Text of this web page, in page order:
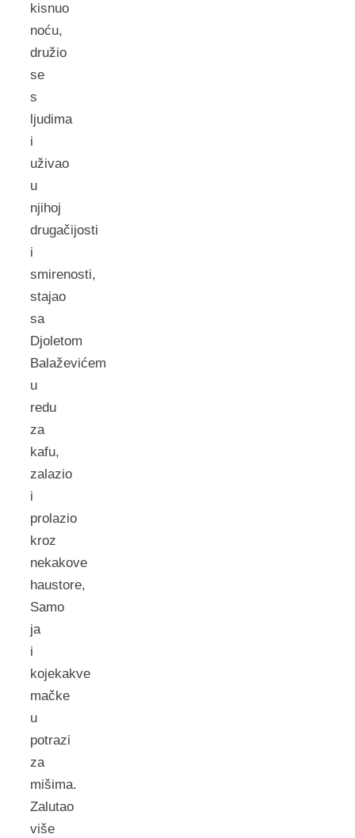
kisnuo
noću,
družio
se
s
ljudima
i
uživao
u
njihoj
drugačijosti
i
smirenosti,
stajao
sa
Djoletom
Balaževićem
u
redu
za
kafu,
zalazio
i
prolazio
kroz
nekakove
haustore,
Samo
ja
i
kojekakve
mačke
u
potrazi
za
mišima.
Zalutao
više